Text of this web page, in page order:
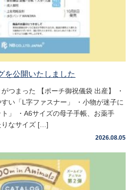
を公開いたしました
つまった 【ポーチ御祝儀袋 出産】 ・
い「L字ファスナー」 ・小物が迷子に
」 ・A6サイズの母子手帳、お薬手
りなサイズ […]
2026.08.05